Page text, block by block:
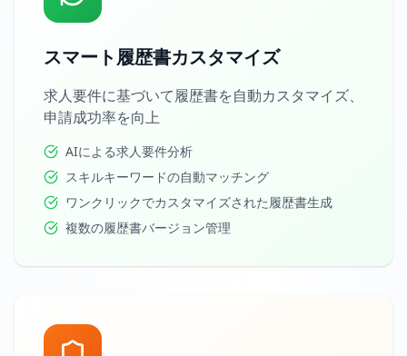
スマート履歴書カスタマイズ
求人要件に基づいて履歴書を自動カスタマイズ、
申請成功率を向上
AIによる求人要件分析
スキルキーワードの自動マッチング
ワンクリックでカスタマイズされた履歴書生成
複数の履歴書バージョン管理